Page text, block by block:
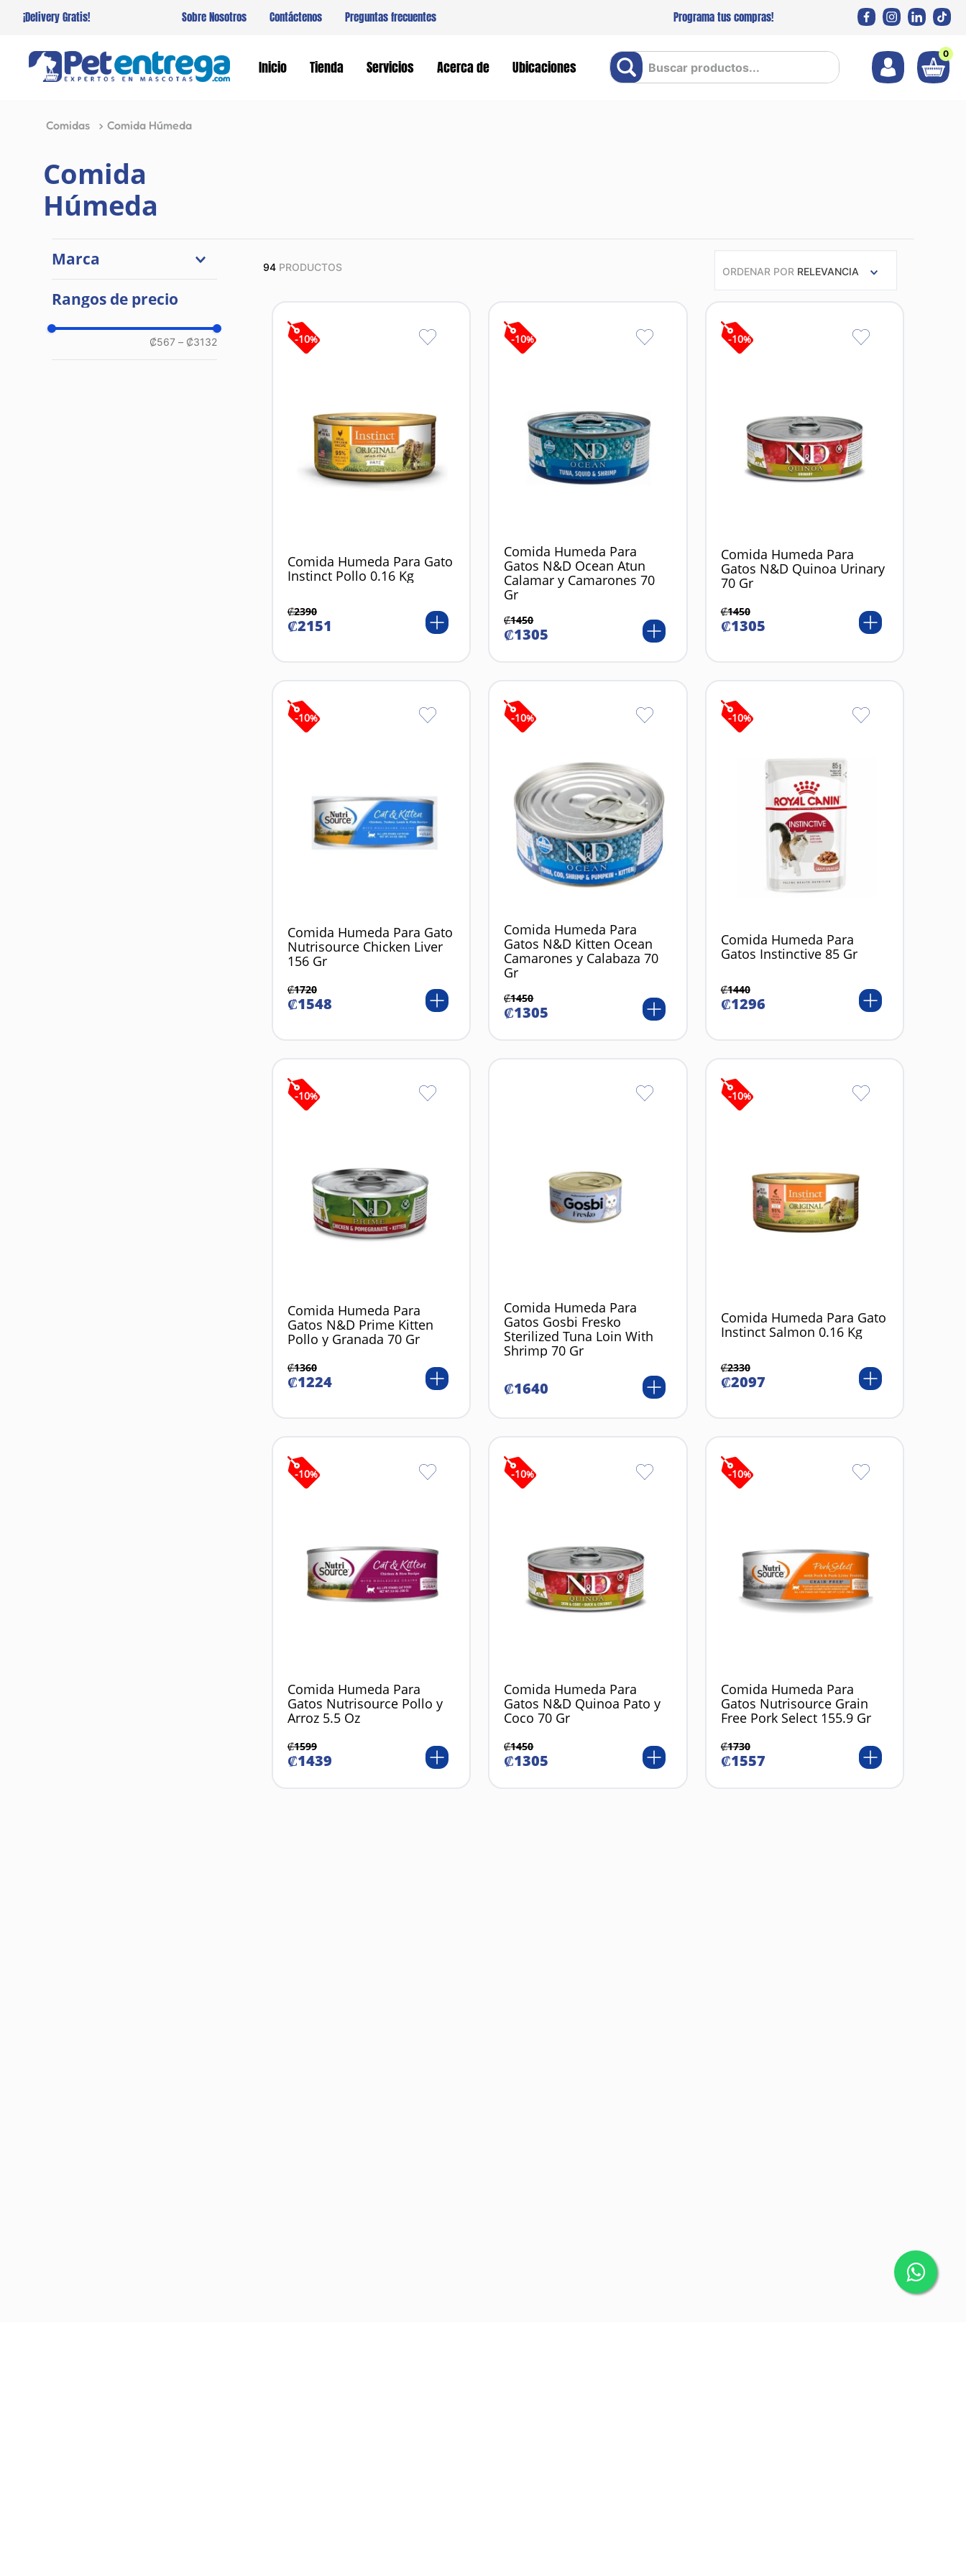
¡Delivery Gratis! Sobre Nosotros Contáctenos Preguntas frecuentes Programa tus compras!
Inicio Tienda Servicios Acerca de Ubicaciones
Buscar productos... 0
Comidas Comida Húmeda
Comida
Húmeda
Marca
Fancy Feast
Bon Appetita
Rangos de precio
₡567 – ₡3132
94 PRODUCTOS ORDENAR POR RELEVANCIA
-10%
Comida Humeda Para Gato
Instinct Pollo 0.16 Kg
₡2390
₡2151
-10%
Comida Humeda Para
Gatos N&D Ocean Atun
Calamar y Camarones 70
Gr
₡1450
₡1305
-10%
Comida Humeda Para
Gatos N&D Quinoa Urinary
70 Gr
₡1450
₡1305
-10%
Comida Humeda Para Gato
Nutrisource Chicken Liver
156 Gr
₡1720
₡1548
-10%
Comida Humeda Para
Gatos N&D Kitten Ocean
Camarones y Calabaza 70
Gr
₡1450
₡1305
-10%
Comida Humeda Para
Gatos Instinctive 85 Gr
₡1440
₡1296
-10%
Comida Humeda Para
Gatos N&D Prime Kitten
Pollo y Granada 70 Gr
₡1360
₡1224
Comida Humeda Para
Gatos Gosbi Fresko
Sterilized Tuna Loin With
Shrimp 70 Gr
₡1640
-10%
Comida Humeda Para Gato
Instinct Salmon 0.16 Kg
₡2330
₡2097
-10%
Comida Humeda Para
Gatos Nutrisource Pollo y
Arroz 5.5 Oz
₡1599
₡1439
-10%
Comida Humeda Para
Gatos N&D Quinoa Pato y
Coco 70 Gr
₡1450
₡1305
-10%
Comida Humeda Para
Gatos Nutrisource Grain
Free Pork Select 155.9 Gr
₡1730
₡1557